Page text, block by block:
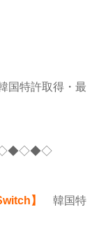
国特許取得・最
】 韓国特